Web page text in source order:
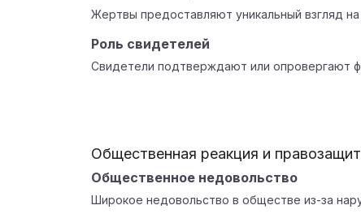
Жертвы предоставляют уникальный взгляд
Роль свидетелей
Свидетели подтверждают или опровергают
Общественная реакция и
Общественное недовольство
Широкое недовольство в обществе из-за